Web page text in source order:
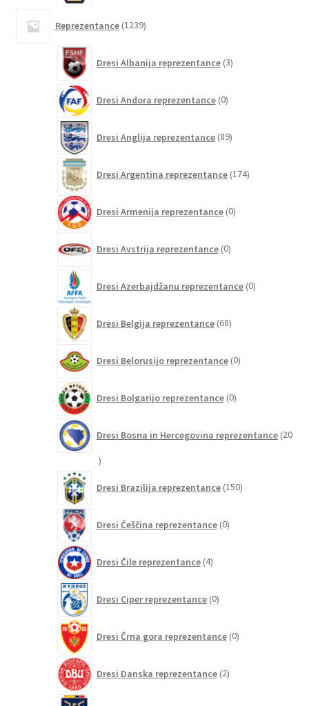
Reprezentance 1239izdelkov
Dresi Albanija reprezentance 3izdelki
Dresi Andora reprezentance 0izdelkov
Dresi Anglija reprezentance 89izdelkov
Dresi Argentina reprezentance 174izdelkov
Dresi Armenija reprezentance 0izdelkov
Dresi Avstrija reprezentance 0izdelkov
Dresi Azerbajdžanu reprezentance 0izdelkov
Dresi Belgija reprezentance 68izdelkov
Dresi Belorusijo reprezentance 0izdelkov
Dresi Bolgarijo reprezentance 0izdelkov
Dresi Bosna in Hercegovina reprezentance 20
20
Dresi Brazilija reprezentance 150izdelkov
Dresi Češčina reprezentance 0izdelkov
Dresi Čile reprezentance 4izdelki
Dresi Ciper reprezentance 0izdelkov
Dresi Črna gora reprezentance 0izdelkov
Dresi Danska reprezentance 2izdelka